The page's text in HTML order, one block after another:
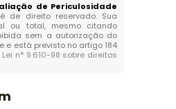
de Periculosidade
de direito reservado. Sua
ou total, mesmo citando
sem a autorização do
e está previsto no artigo 184
Lei n° 9.610-98 sobre direitos